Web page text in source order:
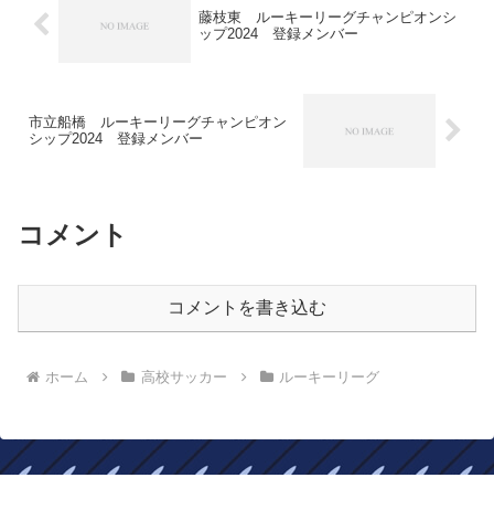
藤枝東 ルーキーリーグチャンピオンシ
ップ2024 登録メンバー
市立船橋 ルーキーリーグチャンピオン
シップ2024 登録メンバー
コメント
コメントを書き込む
ホーム 高校サッカー ルーキーリーグ